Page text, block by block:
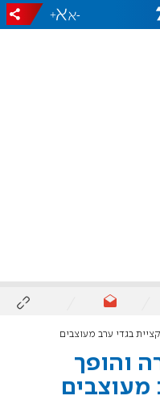
-
+
בגדי ערב מעוצבים
והופך
מעוצבים